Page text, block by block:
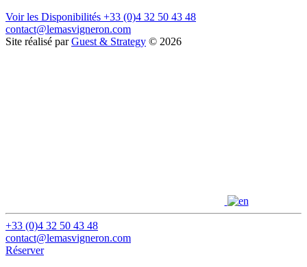
Voir les Disponibilités +33 (0)4 32 50 43 48
contact@lemasvigneron.com
Site réalisé parGuest & Strategy © 2026
+33 (0)4 32 50 43 48
contact@lemasvigneron.com
Réserver